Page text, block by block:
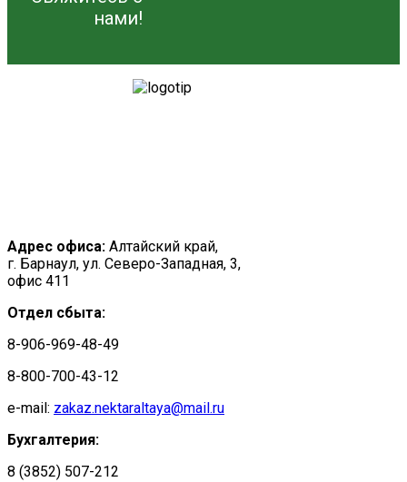
нами!
Адрес офиса: Алтайский край,
г. Барнаул, ул. Северо-Западная, 3,
офис 411
Отдел сбыта:
8-906-969-48-49
8-800-700-43-12
e-mail: zakaz.nektaraltaya@mail.ru
Бухгалтерия:
8 (3852) 507-212